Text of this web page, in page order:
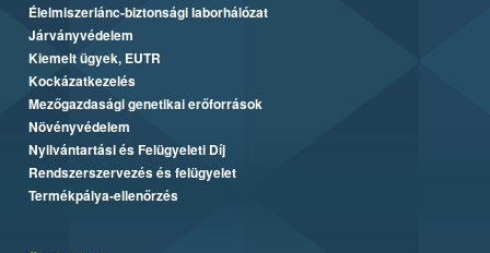
Élelmiszerlánc-biztonsági laborhálózat
Járványvédelem
Kiemelt ügyek, EUTR
Kockázatkezelés
Mezőgazdasági genetikai erőforrások
Növényvédelem
Nyilvántartási és Felügyeleti Díj
Rendszerszervezés és felügyelet
Termékpálya-ellenőrzés